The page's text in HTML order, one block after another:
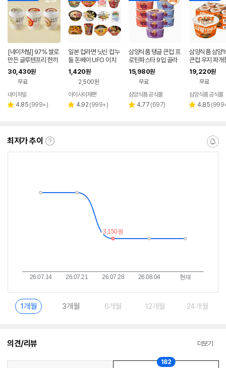
[네이처빌] 97% 쌀로
만든 글루텐프리 한끼
든든 소컵 쌀국수 15개
입 (맛선택)
30,430원
무료
네이처빌
별 4.85 리
(999+)
일본 컵라면 닛신 컵누
들 돈베이 UFO 이치
란1,420원
2,500원
페이
아이사이재팬
별 4.92 리
(999+)
삼양식품 탱글 큰컵 프
로틴파스타 9입 골라
담기 (갈릭쉬림프/바질
토마토/머쉬룸크림/갈
릭오일)
15,980원
무료
삼양식품 공식몰
별 4.77 리
(697)
삼양식품 삼양
큰컵 우지 파개
g, 12개
19,220원
무료
삼양식품 공식몰
별 4.85 리
(
최저가 추이
최
란?
알
1개월 3개월 6개월 12개월 24개월
의견/리뷰 더보기
182